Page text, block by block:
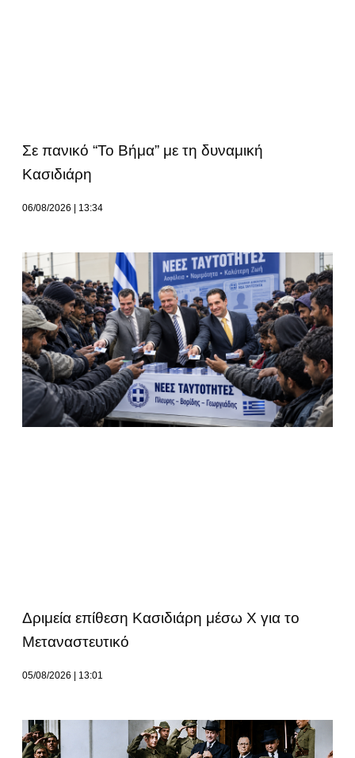
Σε πανικό “Το Βήμα” με τη δυναμική
Κασιδιάρη
06/08/2026 13:34
Δριμεία επίθεση Κασιδιάρη μέσω Χ για το
Μεταναστευτικό
05/08/2026 13:01